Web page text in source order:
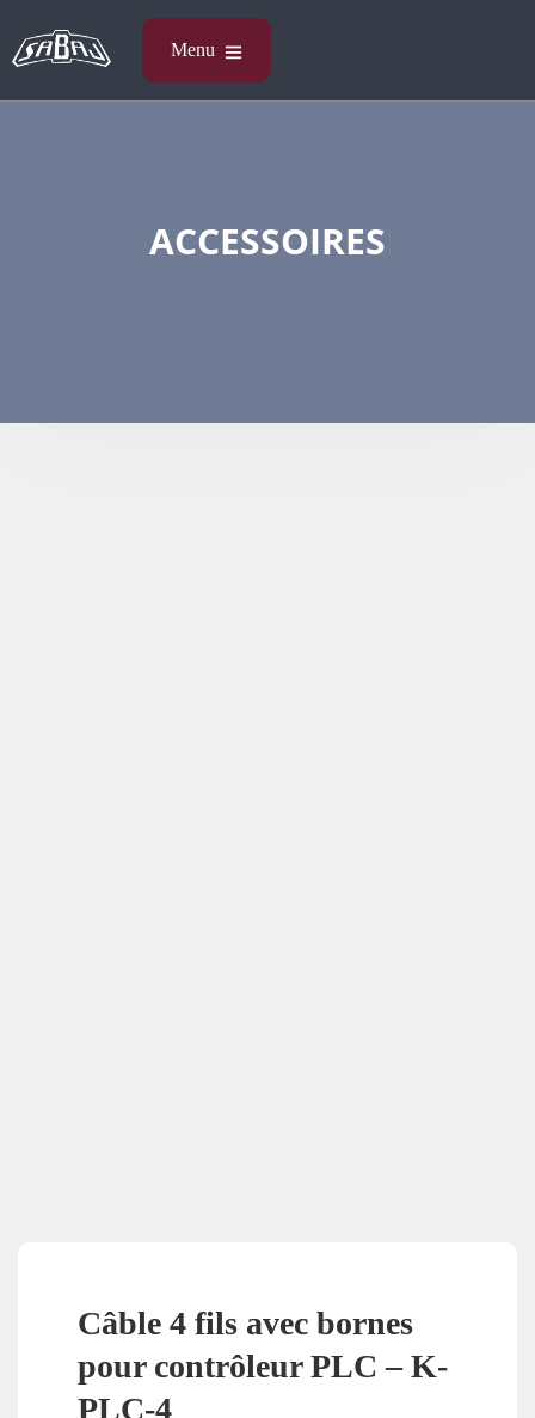
ACCESSOIRES
Câble 4 fils avec bornes
pour contrôleur PLC – K-
PLC-4